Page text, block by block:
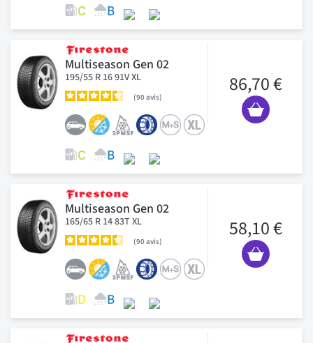
Multiseason Gen 02
195/55 R 16 91V XL
90avis
86,70 €
Multiseason Gen 02
165/65 R 14 83T XL
90avis
58,10 €